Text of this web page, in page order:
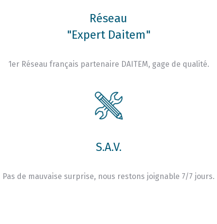
Réseau
"Expert Daitem"
1er Réseau français partenaire DAITEM, gage de qualité.
S.A.V.
Pas de mauvaise surprise, nous restons joignable 7/7 jours.